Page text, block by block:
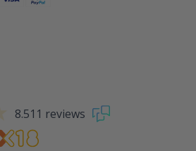
8.511 reviews